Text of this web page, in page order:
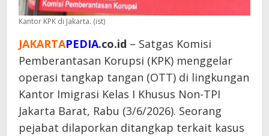
Kantor KPK di Jakarta. (ist)
JAKARTAPEDIA.co.id – Satgas Komisi
Pemberantasan Korupsi (KPK) menggelar
operasi tangkap tangan (OTT) di lingkungan
Kantor Imigrasi Kelas I Khusus Non-TPI
Jakarta Barat, Rabu (3/6/2026). Seorang
pejabat dilaporkan ditangkap terkait kasus